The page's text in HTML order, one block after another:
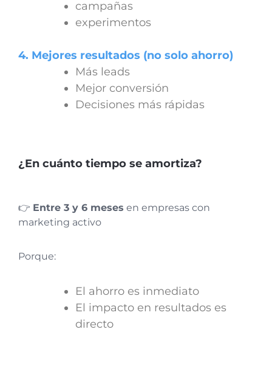
campañas
experimentos
4. Mejores resultados (no solo ahorro)
Más leads
Mejor conversión
Decisiones más rápidas
¿En cuánto tiempo se amortiza?
👉 Entre 3 y 6 meses en empresas con
marketing activo
Porque:
El ahorro es inmediato
El impacto en resultados es
directo